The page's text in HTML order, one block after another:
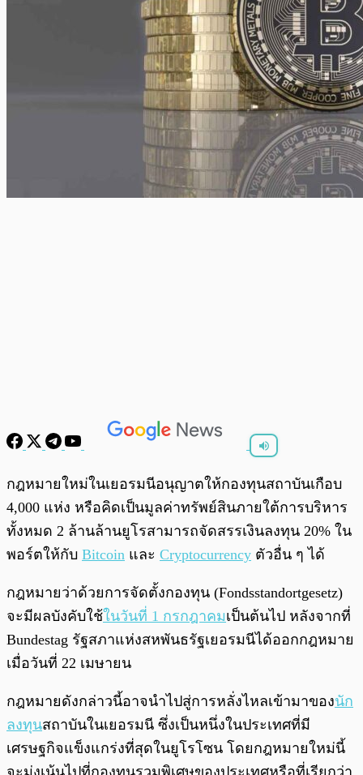
พร้อมเล่น / 0:00
กฎหมายใหม่ในเยอรมนีอนุญาตให้กองทุนสถาบันเกือบ
4,000 แห่ง หรือคิดเป็นมูลค่าทรัพย์สินภายใต้การบริหาร
ทั้งหมด 2 ล้านล้านยูโรสามารถจัดสรรเงินลงทุน 20% ใน
พอร์ตให้กับ Bitcoin และ Cryptocurrency ตัวอื่น ๆ ได้
กฎหมายว่าด้วยการจัดตั้งกองทุน (Fondsstandortgesetz)
จะมีผลบังคับใช้ในวันที่ 1 กรกฎาคมเป็นต้นไป หลังจากที่
Bundestag รัฐสภาแห่งสหพันธรัฐเยอรมนีได้ออกกฎหมาย
เมื่อวันที่ 22 เมษายน
กฎหมายดังกล่าวนี้อาจนำไปสู่การหลั่งไหลเข้ามาของนัก
ลงทุนสถาบันในเยอรมนี ซึ่งเป็นหนึ่งในประเทศที่มี
เศรษฐกิจแข็งแกร่งที่สุดในยูโรโซน โดยกฎหมายใหม่นี้